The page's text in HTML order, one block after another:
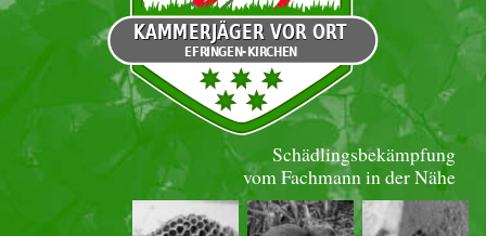
Schädlingsbekämpfung
vom Fachmann in der Nähe